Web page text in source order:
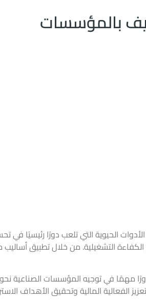
بالمؤسسات
الحيوية التي تلعب دورًا رئيسيًا
التشغيلية. من خلال تطبيق أساليب
مهمًا في توجيه المؤسسات الصناعية
المالية وتحقيق الأهداف